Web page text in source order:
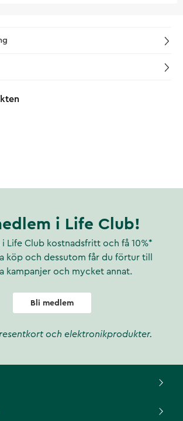
i Life Club!
i Life Club kostnadsfritt och få 10%*
köp och dessutom får du förtur till
kampanjer och mycket annat.
Bli medlem
och elektronikprodukter.